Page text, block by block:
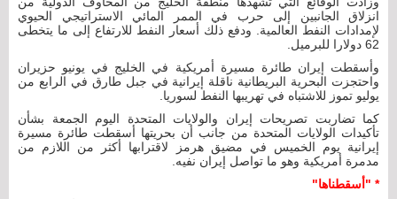
انزلاق الجانبين إلى حرب في الممر المائي الاستراتيجي الحيوي
لإمدادات النفط العالمية. ودفع ذلك أسعار النفط للارتفاع إلى ما يتخطى
62 دولارا للبرميل.
وأسقطت إيران طائرة مسيرة أمريكية في الخليج في يونيو حزيران
واحتجزت البحرية البريطانية ناقلة إيرانية في جبل طارق في الرابع من
يوليو تموز للاشتباه في تهريبها النفط لسوريا.
كما تضاربت تصريحات إيران والولايات المتحدة اليوم الجمعة بشأن
تأكيدات الولايات المتحدة من جانب أن بحريتها أسقطت طائرة مسيرة
إيرانية يوم الخميس في مضيق هرمز لاقترابها أكثر من اللازم من
مدمرة أمريكية وهو ما تواصل إيران نفيه.
* "أسقطناها"